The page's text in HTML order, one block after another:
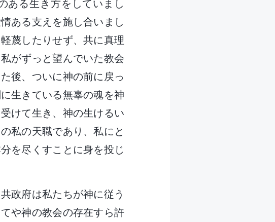
ある生き方をしていまし
ある支えを施し合いまし
蔑したりせず、共に真理
がずっと望んでいた教会
後、ついに神の前に戻っ
生きている無辜の魂を神
けて生き、神の生けるい
私の天職であり、私にと
を尽くすことに身を投じ
政府は私たちが神に従う
や神の教会の存在すら許